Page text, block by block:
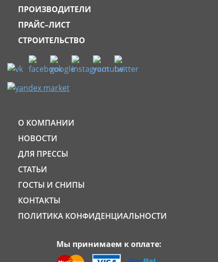
ПРОИЗВОДИТЕЛИ
ПРАЙС–ЛИСТ
СТРОИТЕЛЬСТВО
О КОМПАНИИ
НОВОСТИ
ДЛЯ ПРЕССЫ
СТАТЬИ
ГОСТЫ И СНИПЫ
КОНТАКТЫ
ПОЛИТИКА КОНФИДЕНЦИАЛЬНОСТИ
Мы принимаем к оплате: